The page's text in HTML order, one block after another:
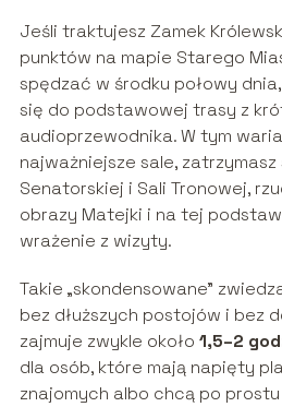
Jeśli traktujesz Zamek
punktów na mapie Starego
spędzać w środku połowy
się do podstawowej trasy z
audioprzewodnika. W tym
najważniejsze sale,
Senatorskiej i Sali Tronowej,
obrazy Matejki i na tej
wrażenie z wizyty.
Takie „skondensowane”
bez dłuższych postojów i bez
zajmuje zwykle około 1,5–2
dla osób, które mają napięty
znajomych albo chcą po